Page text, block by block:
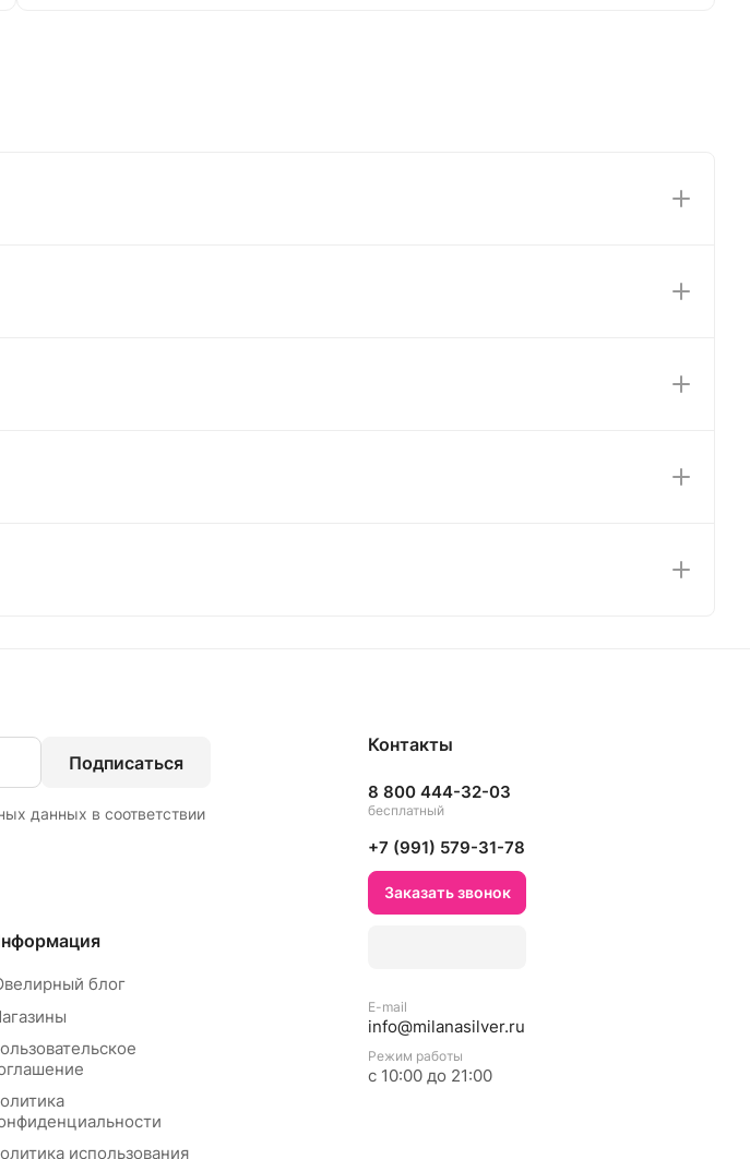
Подписаться
данных в соответствии
блог
использования
Контакты
8 800 444-32-03
бесплатный
+7 (991) 579-31-78
Заказать звонок
E-mail
info@milanasilver.ru
Режим работы
с 10:00 до 21:00